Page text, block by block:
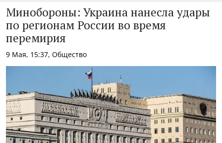
Минобороны: Украина нанесла удары
по регионам России во время
перемирия
9 Мая, 15:37, Общество